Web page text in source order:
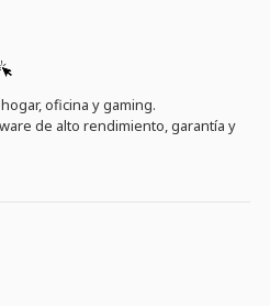
oficina y gaming.
de alto rendimiento, garantía y